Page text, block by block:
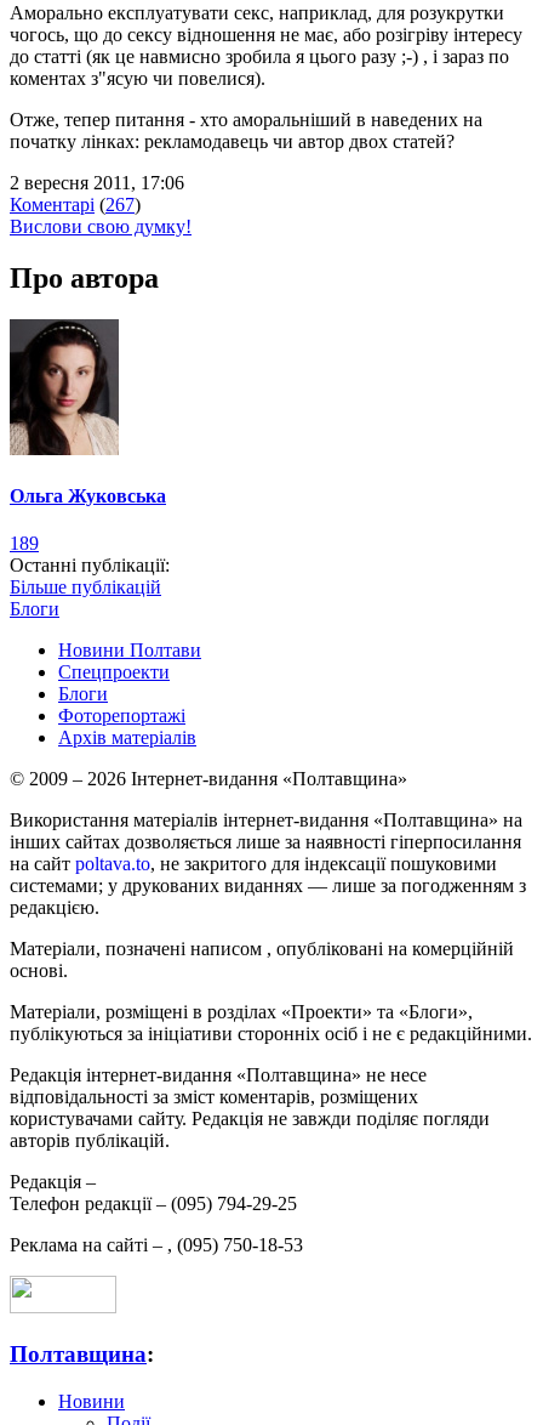
Аморально експлуатувати секс, наприклад, для розукрутки
чогось, що до сексу відношення не має, або розігріву інтересу
до статті (як це навмисно зробила я цього разу ;-) , і зараз по
коментах з"ясую чи повелися).
Отже, тепер питання - хто аморальніший в наведених на
початку лінках: рекламодавець чи автор двох статей?
2 вересня 2011, 17:06
Коментарі (267)
Вислови свою думку!
Про автора
Ольга Жуковська
189
Останні публікації:
Більше публікацій
Блоги
Новини Полтави
Спецпроекти
Блоги
Фоторепортажі
Архів матеріалів
© 2009 – 2026 Інтернет-видання «Полтавщина»
Використання матеріалів інтернет-видання «Полтавщина» на
інших сайтах дозволяється лише за наявності гіперпосилання
на сайт poltava.to, не закритого для індексації пошуковими
системами; у друкованих виданнях — лише за погодженням з
редакцією.
Матеріали, позначені написом , опубліковані на комерційній
основі.
Матеріали, розміщені в розділах «Проекти» та «Блоги»,
публікуються за ініціативи сторонніх осіб і не є редакційними.
Редакція інтернет-видання «Полтавщина» не несе
відповідальності за зміст коментарів, розміщених
користувачами сайту. Редакція не завжди поділяє погляди
авторів публікацій.
Редакція –
Телефон редакції – (095) 794-29-25
Реклама на сайті – , (095) 750-18-53
Полтавщина:
Новини